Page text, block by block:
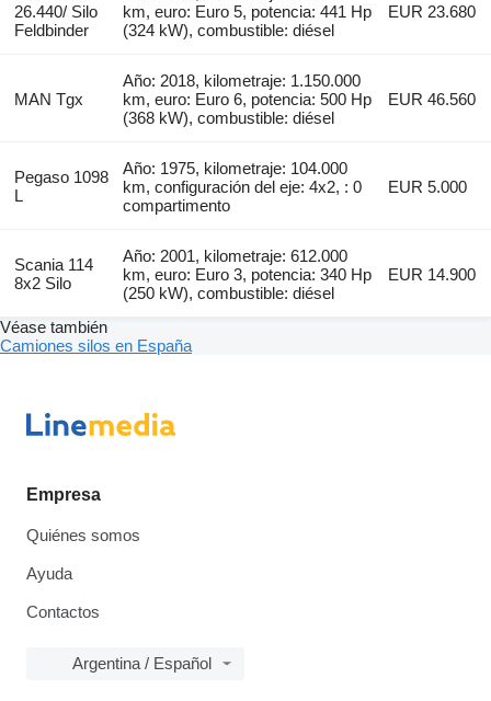
26.440/ Silo
Feldbinder
km, euro: Euro 5, potencia: 441 Hp
(324 kW), combustible: diésel
EUR 23.680
MAN Tgx
Año: 2018, kilometraje: 1.150.000
km, euro: Euro 6, potencia: 500 Hp
(368 kW), combustible: diésel
EUR 46.560
Pegaso 1098
L
Año: 1975, kilometraje: 104.000
km, configuración del eje: 4x2, : 0
compartimento
EUR 5.000
Scania 114
8x2 Silo
Año: 2001, kilometraje: 612.000
km, euro: Euro 3, potencia: 340 Hp
(250 kW), combustible: diésel
EUR 14.900
Véase también
Camiones silos en España
Empresa
Quiénes somos
Ayuda
Contactos
Argentina / Español